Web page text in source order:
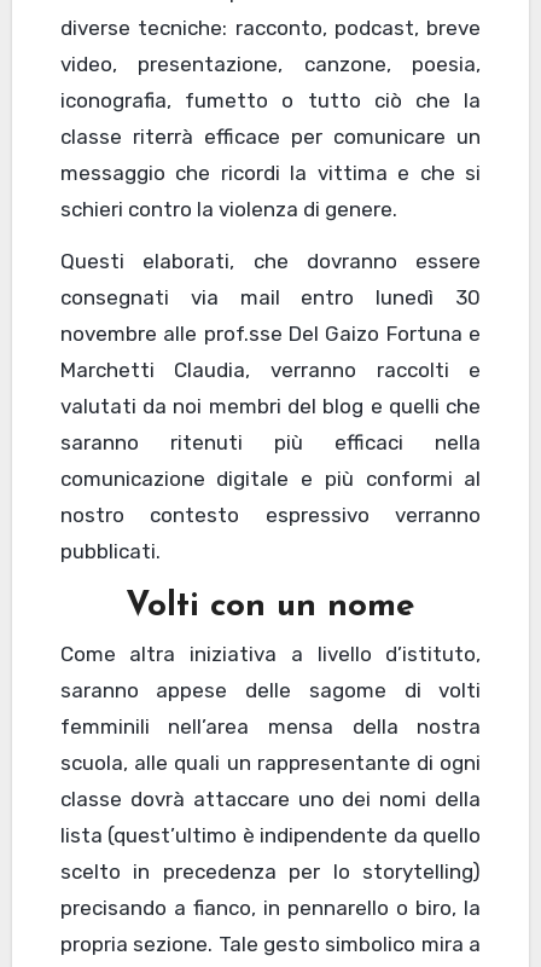
diverse tecniche: racconto, podcast, breve
video, presentazione, canzone, poesia,
iconografia, fumetto o tutto ciò che la
classe riterrà efficace per comunicare un
messaggio che ricordi la vittima e che si
schieri contro la violenza di genere.
Questi elaborati, che dovranno essere
consegnati via mail entro lunedì 30
novembre alle prof.sse Del Gaizo Fortuna e
Marchetti Claudia, verranno raccolti e
valutati da noi membri del blog e quelli che
saranno ritenuti più efficaci nella
comunicazione digitale e più conformi al
nostro contesto espressivo verranno
pubblicati.
Volti con un nome
Come altra iniziativa a livello d’istituto,
saranno appese delle sagome di volti
femminili nell’area mensa della nostra
scuola, alle quali un rappresentante di ogni
classe dovrà attaccare uno dei nomi della
lista (quest’ultimo è indipendente da quello
scelto in precedenza per lo storytelling)
precisando a fianco, in pennarello o biro, la
propria sezione. Tale gesto simbolico mira a